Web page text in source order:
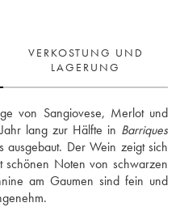
VERKOSTUNG UND
LAGERUNG
von Sangiovese, Merlot und
lang zur Hälfte in Barriques
ausgebaut. Der Wein zeigt sich
schönen Noten von schwarzen
am Gaumen sind fein und